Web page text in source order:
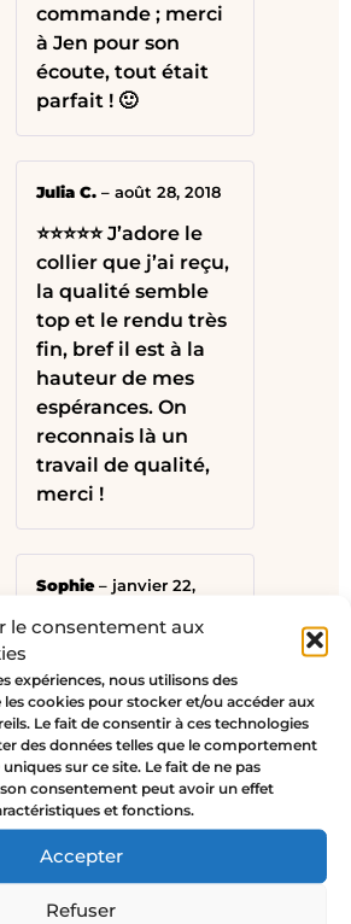
le consentement aux
expériences, nous utilisons des
cookies pour stocker et/ou accéder aux
Le fait de consentir à ces technologies
des données telles que le comportement
sur ce site. Le fait de ne pas
consentement peut avoir un effet
et fonctions.
Accepter
Refuser
commande ; merci
à Jen pour son
écoute, tout était
parfait ! 🙂
Julia C. – août 28, 2018
⭐⭐⭐⭐⭐ J’adore le
collier que j’ai reçu,
la qualité semble
top et le rendu très
fin, bref il est à la
hauteur de mes
espérances. On
reconnais là un
travail de qualité,
merci !
Sophie– janvier 22,
satisfaite de la
qualité de cet
article, et le geste
commercial suite à
l’attente est tout
simplement parfait
Hâte de repasser
une nouvelle